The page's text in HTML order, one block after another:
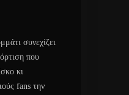
συνεχίζει
που
κι
fans την